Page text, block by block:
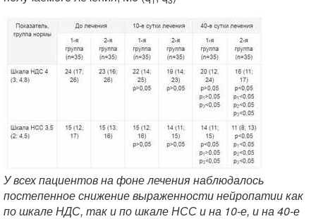
У всех пациентов на фоне лечения наблюдалось
постепенное снижение выраженности нейропатии как
по шкале НДС, так и по шкале НСС и на 10-е, и на 40-е